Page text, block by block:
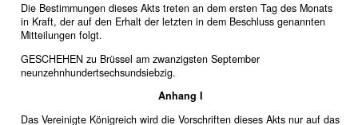
Die Bestimmungen dieses Akts treten an dem ersten Tag des Monats
in Kraft, der auf den Erhalt der letzten in dem Beschluss genannten
Mitteilungen folgt.
GESCHEHEN zu Brüssel am zwanzigsten September
neunzehnhundertsechsundsiebzig.
Anhang I
Das Vereinigte Königreich wird die Vorschriften dieses Akts nur auf das